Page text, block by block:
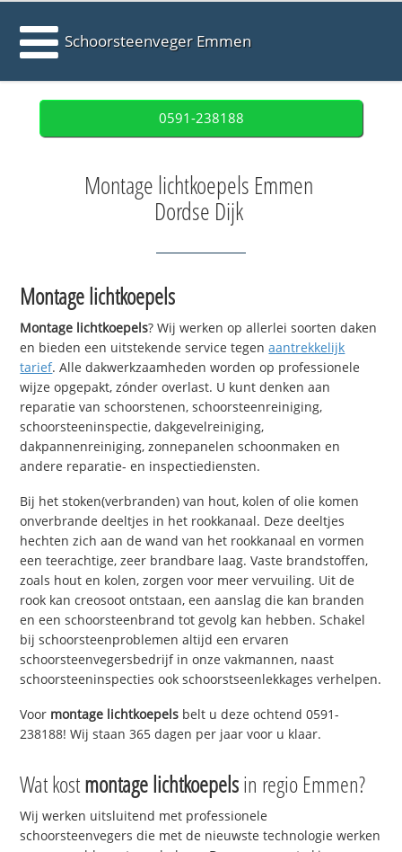
Schoorsteenveger Emmen
0591-238188
Montage lichtkoepels Emmen
Dordse Dijk
Montage lichtkoepels
Montage lichtkoepels? Wij werken op allerlei soorten daken
en bieden een uitstekende service tegenaantrekkelijk
tarief. Alle dakwerkzaamheden worden op professionele
wijze opgepakt, zónder overlast. U kunt denken aan
reparatie van schoorstenen, schoorsteenreiniging,
schoorsteeninspectie, dakgevelreiniging,
dakpannenreiniging, zonnepanelen schoonmaken en
andere reparatie- en inspectiediensten.
Bij het stoken(verbranden) van hout, kolen of olie komen
onverbrande deeltjes in het rookkanaal. Deze deeltjes
hechten zich aan de wand van het rookkanaal en vormen
een teerachtige, zeer brandbare laag. Vaste brandstoffen,
zoals hout en kolen, zorgen voor meer vervuiling. Uit de
rook kan creosoot ontstaan, een aanslag die kan branden
en een schoorsteenbrand tot gevolg kan hebben. Schakel
bij schoorsteenproblemen altijd een ervaren
schoorsteenvegersbedrijf in onze vakmannen, naast
schoorsteeninspecties ook schoorstseenlekkages verhelpen.
Voor montage lichtkoepels belt u deze ochtend 0591-
238188! Wij staan 365 dagen per jaar voor u klaar.
Wat kostmontage lichtkoepelsin regio Emmen?
Wij werken uitsluitend met professionele
schoorsteenvegers die met de nieuwste technologie werken